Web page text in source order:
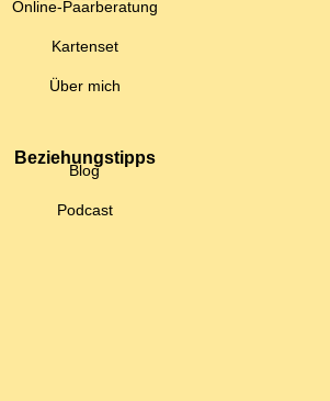
Online-Paarberatung
Kartenset
Über mich
Beziehungstipps
Blog
Podcast